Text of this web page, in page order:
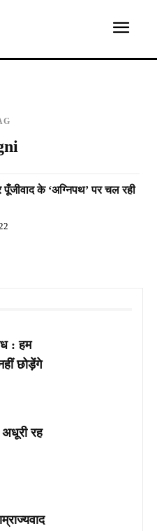
पूँजीवाद के ‘अग्निपथ’ पर चल रही
: हम
छोड़ेंगे
अधूरी रह